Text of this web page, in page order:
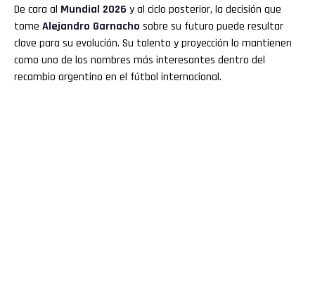
De cara al Mundial 2026 y al ciclo posterior, la decisión que
tome Alejandro Garnacho sobre su futuro puede resultar
clave para su evolución. Su talento y proyección lo mantienen
como uno de los nombres más interesantes dentro del
recambio argentino en el fútbol internacional.